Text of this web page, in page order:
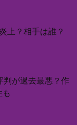
上？相手は誰？
判が過去最悪？作
も